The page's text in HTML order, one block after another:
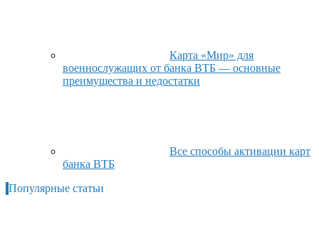
Карта «Мир» для
военнослужащих от банка ВТБ — основные
преимущества и недостатки
Все способы активации карт
банка ВТБ
Популярные статьи